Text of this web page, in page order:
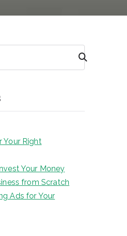
Your Right
Your Money
from Scratch
Ads for Your